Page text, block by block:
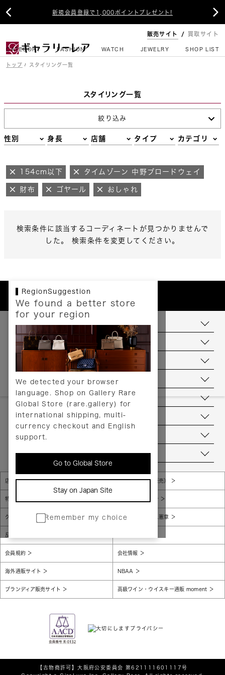
新規会員登録で1,000ポイントプレゼント!
 
販売サイト 買取サイト
CATEGORY FASHION WATCH JEWELRY SHOP LIST
トップ スタイリング一覧
スタイリング一覧
絞り込み
性別 身長 店舗 タイプ カテゴリ
154cm以下 タイムゾーン 中野ブロードウェイ
財布 ゴヤール おしゃれ
検索条件に該当するコーディネートが見つかりませんで
した。 検索条件を変更してください。
RegionSuggestion
We found a better store
for your region
We detected your browser
language. Shop on Gallery Rare
Global Store (rare.gallery) for
international shipping, multi-
currency checkout and English
support.
Go to Global Store
Stay on Japan Site
Remember my choice
お支払いについて
配送について
送料について
返品について
ヘルプ
お問い合わせ
当店について
店舗一覧 販売規約（店頭販売）
特定商取引法に基づく表示 個人情報保護方針
グローバルプライバシーポリシー コンプライアンス憲章
反社会的勢力に対する基本方針
会員規約 会社情報
海外通販サイト NBAA
ブランディア販売サイト 高級ワイン・ウイスキー通販 moment
【古物商許可】大阪府公安委員会 第621111601117号